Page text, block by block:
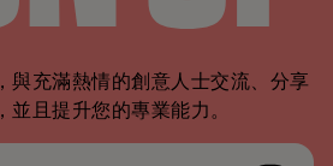
與充滿熱情的創意人士交流、分享
且提升您的專業能力。